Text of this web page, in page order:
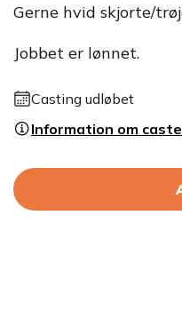
Gerne hvid skjorte/
Jobbet er lønnet.
Casting udløbet
Information om